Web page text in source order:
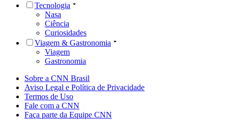
Tecnologia
Nasa
Ciência
Curiosidades
Viagem & Gastronomia
Viagem
Gastronomia
Sobre a CNN Brasil
Aviso Legal e Política de Privacidade
Termos de Uso
Fale com a CNN
Faça parte da Equipe CNN